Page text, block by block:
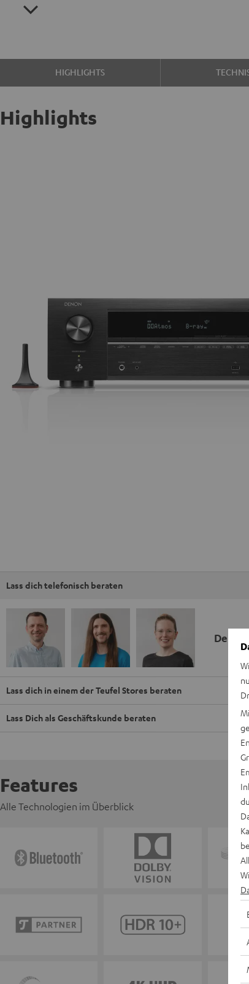
HIGHLIGHTS
Highlights
Lass dich telefonisch beraten
Deine
Lass dich in einem der Teufel Stores beraten
Lass Dich als Geschäftskunde beraten
Features
Alle Technologien im Überblick